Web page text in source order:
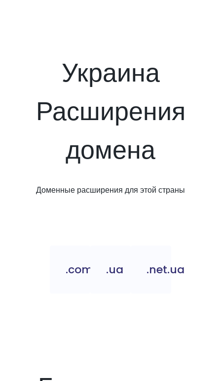
Украина
Расширения
домена
Доменные расширения для этой страны
.com.ua.ua .net.ua